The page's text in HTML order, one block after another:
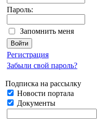
Пароль:
Запомнить меня
Регистрация
Забыли свой пароль?
Подписка на рассылку
Новости портала
Документы